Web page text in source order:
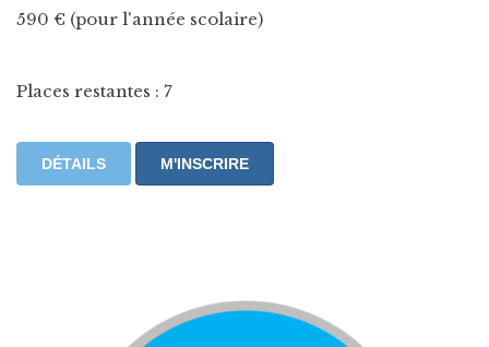
590 € (pour l'année scolaire)
Places restantes : 7
DÉTAILS M'INSCRIRE